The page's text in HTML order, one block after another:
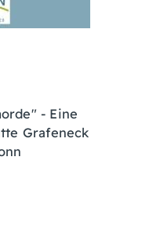
- Eine
Grafeneck